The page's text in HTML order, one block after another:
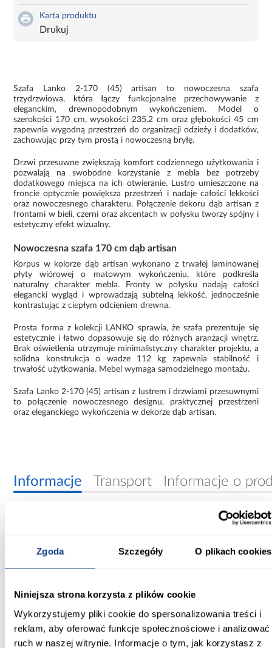
Zgoda Szczegóły O plikach cookies
Niniejsza strona korzysta z plików cookie
Wykorzystujemy pliki cookie do spersonalizowania treści i
reklam, aby oferować funkcje społecznościowe i analizować
ruch w naszej witrynie. Informacje o tym, jak korzystasz z
Karta produktu
Drukuj
Szafa Lanko 2-170 (45) artisan to nowoczesna szafa
trzydrzwiowa, która łączy funkcjonalne przechowywanie z
eleganckim, drewnopodobnym wykończeniem. Model o
szerokości 170 cm, wysokości 235,2 cm oraz głębokości 45 cm
zapewnia wygodną przestrzeń do organizacji odzieży i dodatków,
zachowując przy tym prostą i nowoczesną bryłę.
Drzwi przesuwne zwiększają komfort codziennego użytkowania i
pozwalają na swobodne korzystanie z mebla bez potrzeby
dodatkowego miejsca na ich otwieranie. Lustro umieszczone na
froncie optycznie powiększa przestrzeń i nadaje całości lekkości
oraz nowoczesnego charakteru. Połączenie dekoru dąb artisan z
frontami w bieli, czerni oraz akcentach w połysku tworzy spójny i
estetyczny efekt wizualny.
Nowoczesna szafa 170 cm dąb artisan
Korpus w kolorze dąb artisan wykonano z trwałej laminowanej
płyty wiórowej o matowym wykończeniu, które podkreśla
naturalny charakter mebla. Fronty w połysku nadają całości
elegancki wygląd i wprowadzają subtelną lekkość, jednocześnie
kontrastując z ciepłym odcieniem drewna.
Prosta forma z kolekcji LANKO sprawia, że szafa prezentuje się
estetycznie i łatwo dopasowuje się do różnych aranżacji wnętrz.
Brak oświetlenia utrzymuje minimalistyczny charakter projektu, a
solidna konstrukcja o wadze 112 kg zapewnia stabilność i
trwałość użytkowania. Mebel wymaga samodzielnego montażu.
Szafa Lanko 2-170 (45) artisan z lustrem i drzwiami przesuwnymi
to połączenie nowoczesnego designu, praktycznej przestrzeni
oraz eleganckiego wykończenia w dekorze dąb artisan.
Informacje Transport Informacje o
Wysokość [cm]:
235.20
Kolor frontów: